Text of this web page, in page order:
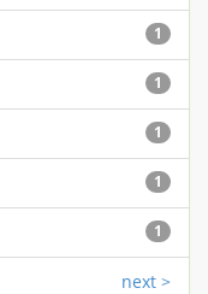
1
1
1
1
1
next >